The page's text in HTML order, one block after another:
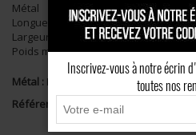
Métal
Plaqué Or
Longueur
18cm
Largeur
8mm
Poids moyen
0g
Métal : Plaqué Or
Référence : P087020C
Inscrivez-vous à notre écrin
toutes nos